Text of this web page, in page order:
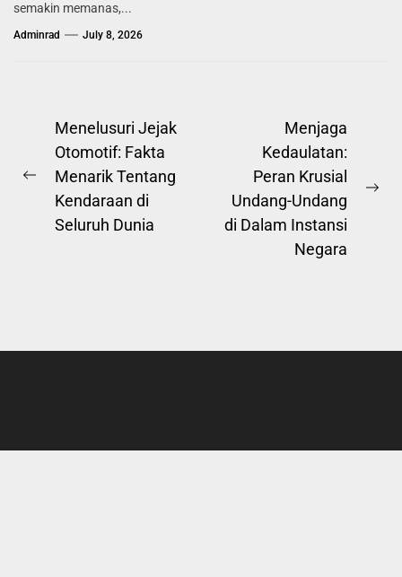
semakin memanas,...
Adminrad July 8, 2026
Post
navigation
Previous
post:
Menelusuri Jejak
Otomotif: Fakta
Menarik Tentang
Kendaraan di
Seluruh Dunia
Menjaga
Kedaulatan:
Peran Krusial
Undang-Undang
di Dalam Instansi
Negara